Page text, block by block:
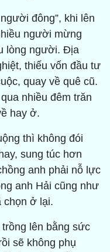
đông”, khi lên
người mừng
lòng người. Địa
thiếu vốn đầu tư
quay về quê cũ.
nhiều đêm trăn
hay ở.
thì không đói
sung túc hơn
anh phải nỗ lực
anh Hải cũng như
chọn ở lại.
lên bằng sức
sẽ không phụ